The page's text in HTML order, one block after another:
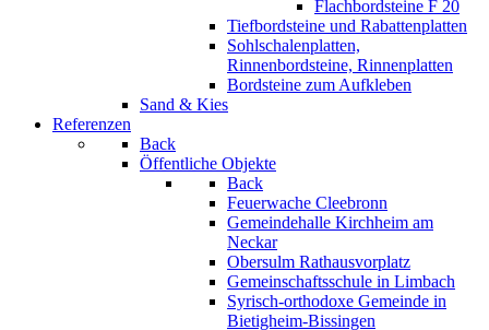
Flachbordsteine F 20
Tiefbordsteine und Rabattenplatten
Sohlschalenplatten,
Rinnenbordsteine, Rinnenplatten
Bordsteine zum Aufkleben
Sand & Kies
Referenzen
Back
Öffentliche Objekte
Back
Feuerwache Cleebronn
Gemeindehalle Kirchheim am
Neckar
Obersulm Rathausvorplatz
Gemeinschaftsschule in Limbach
Syrisch-orthodoxe Gemeinde in
Bietigheim-Bissingen